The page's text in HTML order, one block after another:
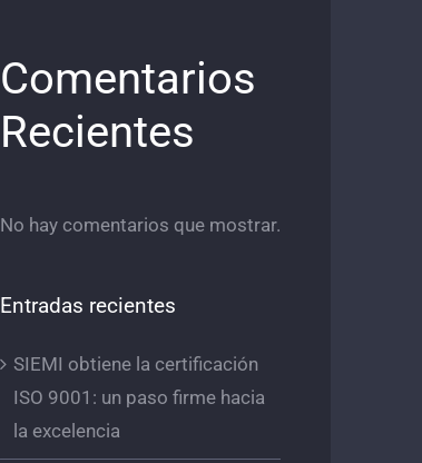
Comentarios
Recientes
No hay comentarios que mostrar.
Entradas recientes
SIEMI obtiene la certificación
ISO 9001: un paso firme hacia
la excelencia